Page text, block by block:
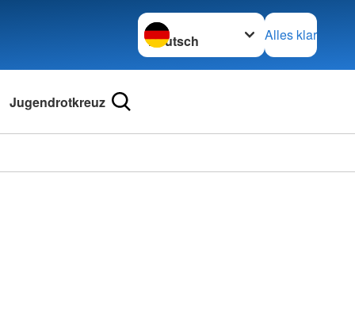
Sprache wechseln zu
Alles klar
Jugendrotkreuz